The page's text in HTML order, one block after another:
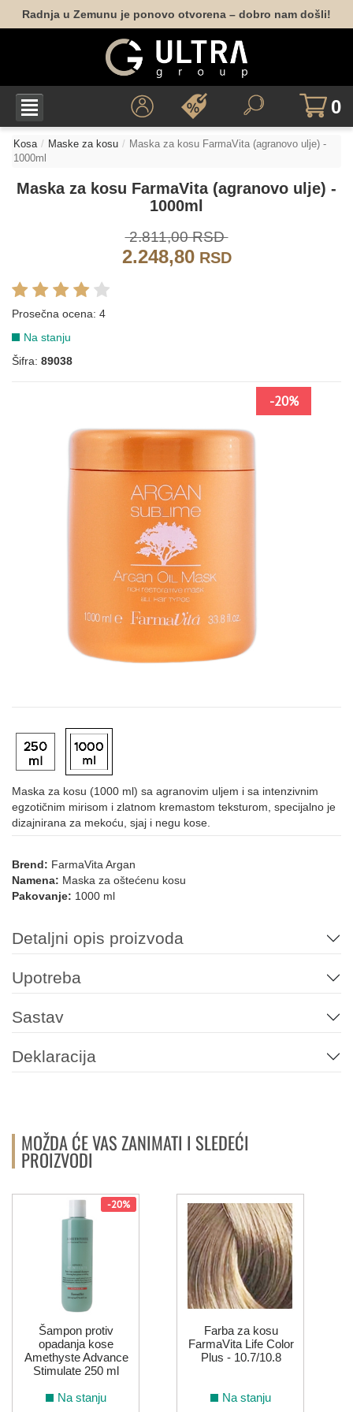
Radnja u Zemunu je ponovo otvorena – dobro nam došli!
0
Kosa Maske za kosu
Maska za kosu FarmaVita (agranovo ulje) -
1000ml
Maska za kosu FarmaVita (agranovo ulje) -
1000ml
2.811,00 RSD
2.248,80RSD
Prosečna ocena: 4
Na stanju
Šifra: 89038
-20%
Maska za kosu (1000 ml) sa agranovim uljem i sa intenzivnim
egzotičnim mirisom i zlatnom kremastom teksturom, specijalno je
dizajnirana za mekoću, sjaj i negu kose.
Brend: FarmaVita Argan
Namena: Maska za oštećenu kosu
Pakovanje: 1000 ml
Detaljni opis proizvoda
Upotreba
Sastav
Deklaracija
MOŽDA ĆE VAS ZANIMATI I SLEDEĆI
PROIZVODI
-20%
Šampon protiv
opadanja kose
Amethyste Advance
Stimulate 250 ml
Na stanju
Farba za kosu
FarmaVita Life Color
Plus - 10.7/10.8
Na stanju